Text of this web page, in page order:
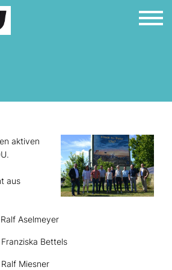
aktiven
aus
Aselmeyer
Bettels
Miesner